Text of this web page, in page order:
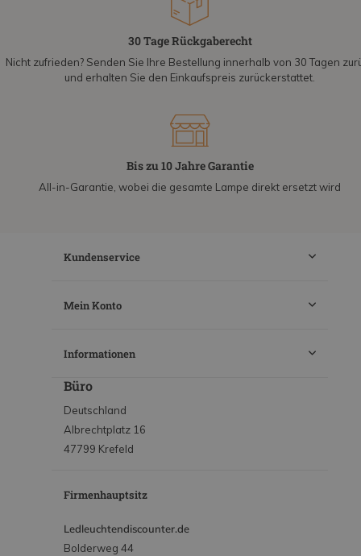
30 Tage Rückgaberecht
Nicht zufrieden? Senden Sie Ihre Bestellung innerhalb von 30 Tagen
und erhalten Sie den Einkaufspreis zurückerstattet.
Bis zu 10 Jahre Garantie
All-in-Garantie, wobei die gesamte Lampe direkt ersetzt wird
Kundenservice
Mein Konto
Informationen
Büro
Deutschland
Albrechtplatz 16
47799 Krefeld
Firmenhauptsitz
Ledleuchtendiscounter.de
Bolderweg 44